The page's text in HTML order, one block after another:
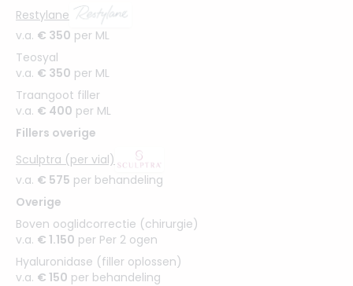
Restylane
v.a. € 350 per ML
Teosyal
v.a. € 350 per ML
Traangoot filler
v.a. € 400 per ML
Fillers overige
Sculptra (per vial)
v.a. € 575 per behandeling
Overige
Boven ooglidcorrectie (chirurgie)
v.a. € 1.150 per Per 2 ogen
Hyaluronidase (filler oplossen)
v.a. € 150 per behandeling